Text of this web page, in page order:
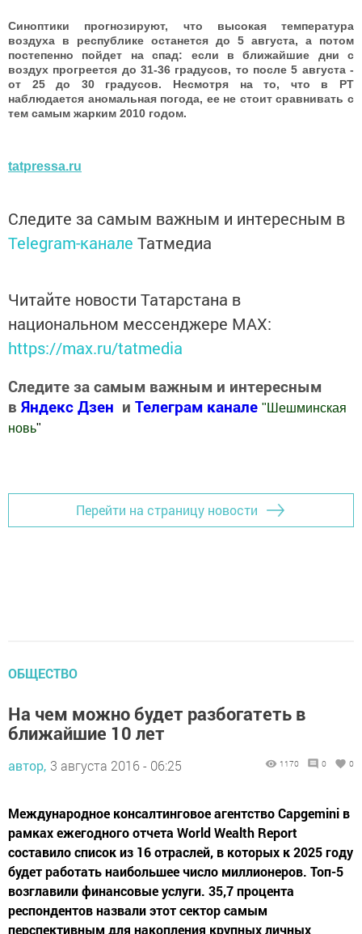
Синоптики прогнозируют, что высокая температура
воздуха в республике останется до 5 августа, а потом
постепенно пойдет на спад: если в ближайшие дни с
воздух прогреется до 31-36 градусов, то после 5 августа -
от 25 до 30 градусов. Несмотря на то, что в РТ
наблюдается аномальная погода, ее не стоит сравнивать с
тем самым жарким 2010 годом.
tatpressa.ru
Следите за самым важным и интересным в
Telegram-канале Татмедиа
Читайте новости Татарстана в
национальном мессенджере MАХ:
https://max.ru/tatmedia
Следите за самым важным и интересным
в Яндекс Дзен и Телеграм канале " Шешминская
новь"
Перейти на страницу новости
ОБЩЕСТВО
На чем можно будет разбогатеть в
ближайшие 10 лет
автор, 3 августа 2016 - 06:25 1170 0 0
Международное консалтинговое агентство Capgemini в
рамках ежегодного отчета World Wealth Report
составило список из 16 отраслей, в которых к 2025 году
будет работать наибольшее число миллионеров. Топ-5
возглавили финансовые услуги. 35,7 процента
респондентов назвали этот сектор самым
перспективным для накопления крупных личных